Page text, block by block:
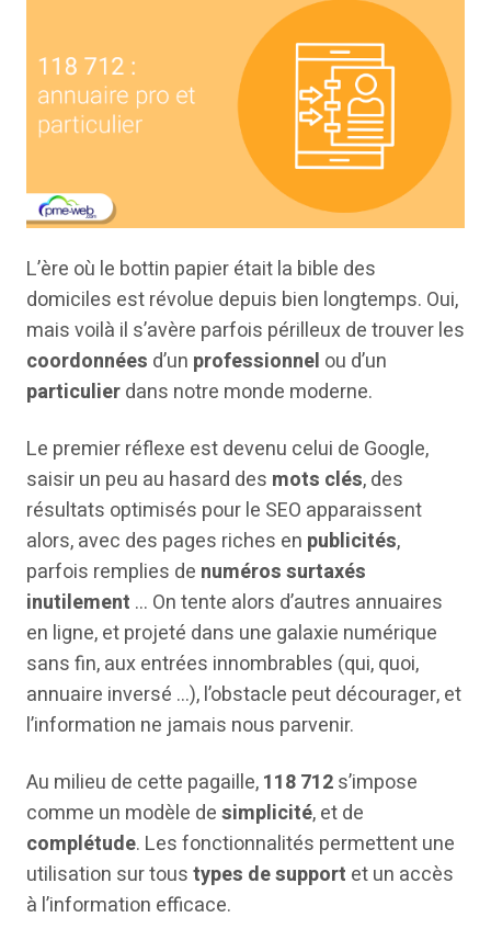
L’ère où le bottin papier était la bible des
domiciles est révolue depuis bien longtemps. Oui,
mais voilà il s’avère parfois périlleux de trouver les
coordonnées d’un professionnel ou d’un
particulierdans notre monde moderne.
Le premier réflexe est devenu celui de Google,
saisir un peu au hasard des mots clés, des
résultats optimisés pour le SEO apparaissent
alors, avec des pages riches en publicités,
parfois remplies de numéros surtaxés
inutilement … On tente alors d’autres annuaires
en ligne, et projeté dans une galaxie numérique
sans fin, aux entrées innombrables (qui, quoi,
annuaire inversé …), l’obstacle peut décourager, et
l’information ne jamais nous parvenir.
Au milieu de cette pagaille,118 712s’impose
comme un modèle desimplicité, et de
complétude. Les fonctionnalités permettent une
utilisation sur toustypes de support et un accès
à l’information efficace.